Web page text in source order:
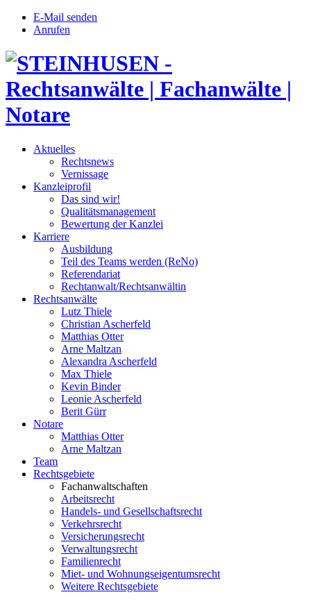
E-Mail senden
Anrufen
Aktuelles
Rechtsnews
Vernissage
Kanzleiprofil
Das sind wir!
Qualitätsmanagement
Bewertung der Kanzlei
Karriere
Ausbildung
Teil des Teams werden (ReNo)
Referendariat
Rechtanwalt/Rechtsanwältin
Rechtsanwälte
Lutz Thiele
Christian Ascherfeld
Matthias Otter
Arne Maltzan
Alexandra Ascherfeld
Max Thiele
Kevin Binder
Leonie Ascherfeld
Berit Gürr
Notare
Matthias Otter
Arne Maltzan
Team
Rechtsgebiete
Fachanwaltschaften
Arbeitsrecht
Handels- und Gesellschaftsrecht
Verkehrsrecht
Versicherungsrecht
Verwaltungsrecht
Familienrecht
Miet- und Wohnungseigentumsrecht
Weitere Rechtsgebiete